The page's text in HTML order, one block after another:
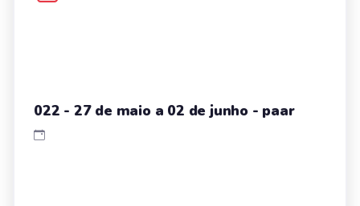
022 - 27 de maio a 02 de junho - paar